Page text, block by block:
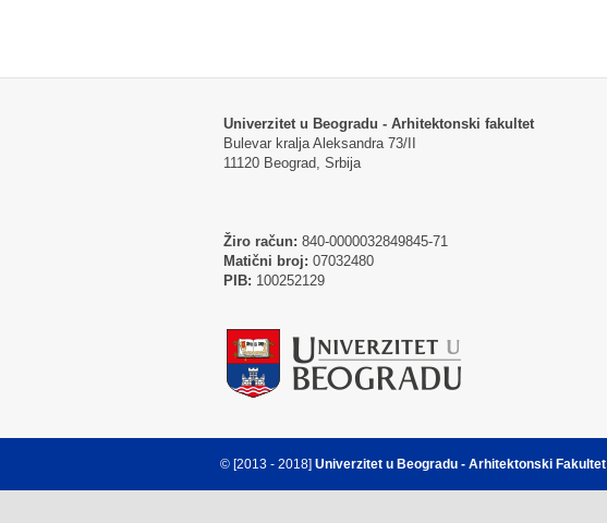
Univerzitet u Beogradu - Arhitektonski fakultet
Bulevar kralja Aleksandra 73/II
11120 Beograd, Srbija
Žiro račun: 840-0000032849845-71
Matični broj: 07032480
PIB: 100252129
© [2013 - 2018] Univerzitet u Beogradu - Arhitektonski Fakultet